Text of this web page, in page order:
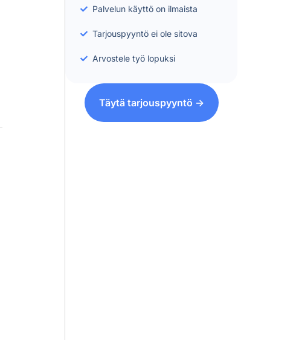
Palvelun käyttö on ilmaista
Tarjouspyyntö ei ole sitova
Arvostele työ lopuksi
Täytä tarjouspyyntö ->